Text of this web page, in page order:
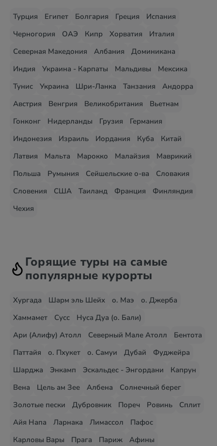
Турция Египет Болгария Греция
Испания
Черногория
ОАЭ Кипр Хорватия
Италия
Северная Македония
Албания
Доминикана
Индия
Украина - Карпаты Мальдивы
Мексика
Тунис
Украина Шри-Ланка Танзания
Андорра
Австрия
Венгрия Великобритания
Вьетнам
Гонконг
Нидерланды Грузия
Германия
Индонезия
Израиль Иордания Куба
Китай
Латвия
Мальта Марокко Малайзия
Маврикий
Польша
Румыния Сейшельские о-ва
Словакия
Словения
США Таиланд Франция
Финляндия
Чехия
Горящие туры на самые
популярные курорты
Хургада Шарм эль Шейх о. Маэ
о. Джерба
Хаммамет
Сусс
Нуса Дуа (о. Бали)
Ари (Алифу) Атолл
Северный Мале Атолл
Бентота
Паттайя
о. Пхукет о. Самуи Дубай
Фуджейра
Шарджа
Энкамп Эскальдес - Энгордани
Капрун
Вена
Цель ам Зее Албена
Солнечный берег
Золотые пески
Дубровник Пореч Ровинь
Сплит
Айя Напа
Ларнака Лимассол
Пафос
Карловы Вары
Прага Париж
Афины